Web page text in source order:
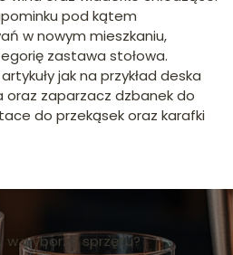
pod kątem
w nowym mieszkaniu,
zastawa stołowa.
jak na przykład deska
oraz zaparzacz dzbanek do
do przekąsek oraz karafki
wyborze sprzętu?